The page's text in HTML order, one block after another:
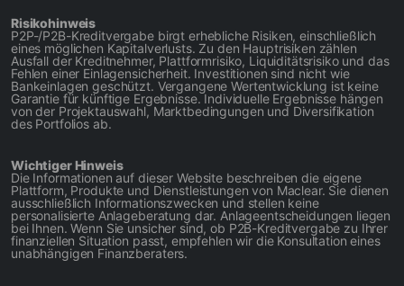
Risikohinweis
P2P-/P2B-Kreditvergabe birgt erhebliche Risiken, einschließlich
eines möglichen Kapitalverlusts. Zu den Hauptrisiken zählen
Ausfall der Kreditnehmer, Plattformrisiko, Liquiditätsrisiko und das
Fehlen einer Einlagensicherheit. Investitionen sind nicht wie
Bankeinlagen geschützt. Vergangene Wertentwicklung ist keine
Garantie für künftige Ergebnisse. Individuelle Ergebnisse hängen
von der Projektauswahl, Marktbedingungen und Diversifikation
des Portfolios ab.
Wichtiger Hinweis
Die Informationen auf dieser Website beschreiben die eigene
Plattform, Produkte und Dienstleistungen von Maclear. Sie dienen
ausschließlich Informationszwecken und stellen keine
personalisierte Anlageberatung dar. Anlageentscheidungen liegen
bei Ihnen. Wenn Sie unsicher sind, ob P2B-Kreditvergabe zu Ihrer
finanziellen Situation passt, empfehlen wir die Konsultation eines
unabhängigen Finanzberaters.